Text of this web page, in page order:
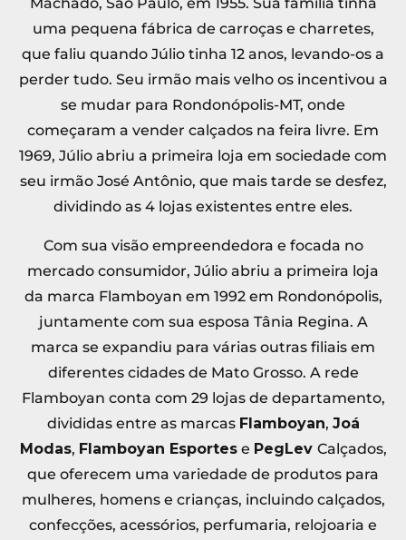
Machado, São Paulo, em 1955. Sua família tinha
uma pequena fábrica de carroças e charretes,
que faliu quando Júlio tinha 12 anos, levando-os a
perder tudo. Seu irmão mais velho os incentivou a
se mudar para Rondonópolis-MT, onde
começaram a vender calçados na feira livre. Em
1969, Júlio abriu a primeira loja em sociedade com
seu irmão José Antônio, que mais tarde se desfez,
dividindo as 4 lojas existentes entre eles.
Com sua visão empreendedora e focada no
mercado consumidor, Júlio abriu a primeira loja
da marca Flamboyan em 1992 em Rondonópolis,
juntamente com sua esposa Tânia Regina. A
marca se expandiu para várias outras filiais em
diferentes cidades de Mato Grosso. A rede
Flamboyan conta com 29 lojas de departamento,
divididas entre as marcas Flamboyan, Joá
Modas, Flamboyan Esportese PegLev Calçados,
que oferecem uma variedade de produtos para
mulheres, homens e crianças, incluindo calçados,
confecções, acessórios, perfumaria, relojoaria e